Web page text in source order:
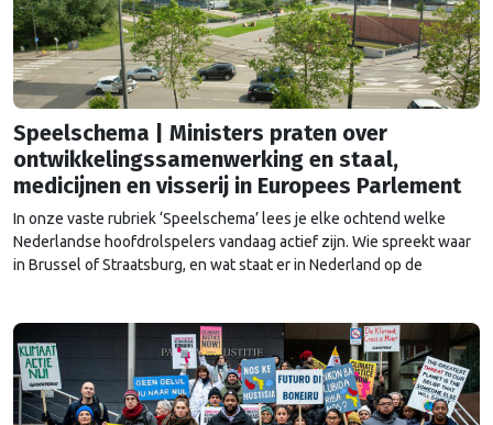
Speelschema | Ministers praten over
ontwikkelingssamenwerking en staal,
medicijnen en visserij in Europees Parlement
In onze vaste rubriek ‘Speelschema’ lees je elke ochtend welke
Nederlandse hoofdrolspelers vandaag actief zijn. Wie spreekt waar
in Brussel of Straatsburg, en wat staat er in Nederland op de